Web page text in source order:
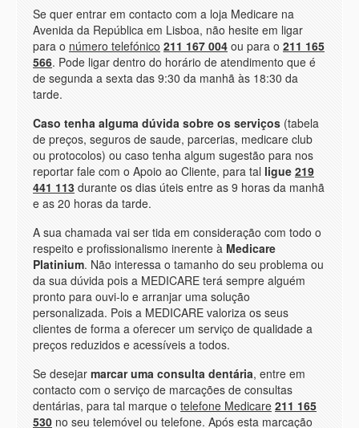
Se quer entrar em contacto com a loja Medicare na
Avenida da República em Lisboa, não hesite em ligar
para o número telefónico 211 167 004 ou para o 211 165
566. Pode ligar dentro do horário de atendimento que é
de segunda a sexta das 9:30 da manhã às 18:30 da
tarde.
Caso tenha alguma dúvida sobre os serviços (tabela
de preços, seguros de saude, parcerias, medicare club
ou protocolos) ou caso tenha algum sugestão para nos
reportar fale com o Apoio ao Cliente, para tal ligue 219
441 113 durante os dias úteis entre as 9 horas da manhã
e as 20 horas da tarde.
A sua chamada vai ser tida em consideração com todo o
respeito e profissionalismo inerente à Medicare
Platinium. Não interessa o tamanho do seu problema ou
da sua dúvida pois a MEDICARE terá sempre alguém
pronto para ouvi-lo e arranjar uma solução
personalizada. Pois a MEDICARE valoriza os seus
clientes de forma a oferecer um serviço de qualidade a
preços reduzidos e acessíveis a todos.
Se desejar marcar uma consulta dentária, entre em
contacto com o serviço de marcações de consultas
dentárias, para tal marque o telefone Medicare 211 165
530 no seu telemóvel ou telefone. Após esta marcação